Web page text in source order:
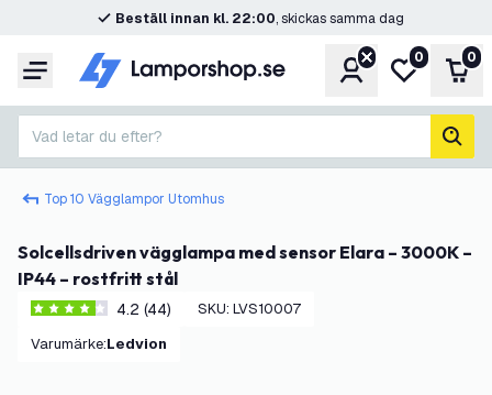
Beställ innan kl. 22:00, skickas samma dag
Meny KontoMin0 0
Vad letar du efter?
sök
Top 10 Vägglampor Utomhus
Solcellsdriven vägglampa med sensor Elara – 3000K –
IP44 – rostfritt stål
4.2 stjärnbetyg4.2 (44) SKU: LVS10007
Varumärke: Ledvion